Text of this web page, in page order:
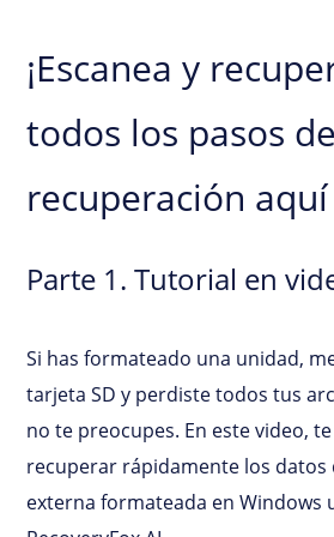
¡Escanea y
todos los pasos de
recuperación aquí
Parte 1. Tutorial en
Si has formateado una unidad,
tarjeta SD y perdiste todos tus
no te preocupes. En este video,
recuperar rápidamente los datos
externa formateada en Windows